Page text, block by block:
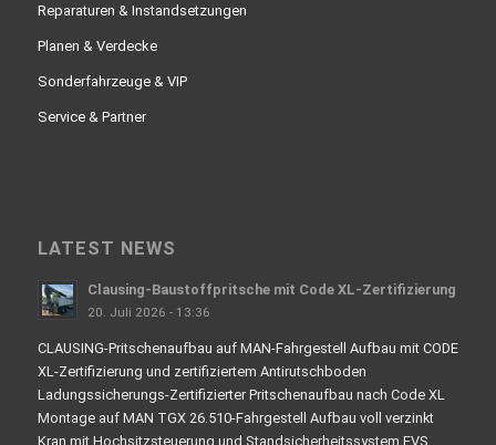
Reparaturen & Instandsetzungen
Planen & Verdecke
Sonderfahrzeuge & VIP
Service & Partner
LATEST NEWS
Clausing-Baustoffpritsche mit Code XL-Zertifizierung
20. Juli 2026 - 13:36
CLAUSING-Pritschenaufbau auf MAN-Fahrgestell Aufbau mit CODE
XL-Zertifizierung und zertifiziertem Antirutschboden
Ladungssicherungs-Zertifizierter Pritschenaufbau nach Code XL
Montage auf MAN TGX 26.510-Fahrgestell Aufbau voll verzinkt
Kran mit Hochsitzsteuerung und Standsicherheitssystem EVS